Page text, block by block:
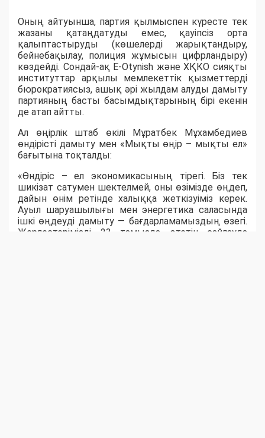
Оның айтуынша, партия қылмыспен күресте тек
жазаны қатаңдатуды емес, қауіпсіз орта
қалыптастыруды (көшелерді жарықтандыру,
бейнебақылау, полиция жұмысын цифрландыру)
көздейді. Сондай-ақ E-Otynish және ХҚКО сияқты
институттар арқылы мемлекеттік қызметтерді
бюрократиясыз, ашық әрі жылдам алуды дамыту
партияның басты басымдықтарының бірі екенін
де атап айтты.
Ал өңірлік штаб өкілі Мұратбек Мұхамбедиев
өндірісті дамыту мен «Мықты өңір – мықты ел»
бағытына тоқталды:
«Өндіріс – ел экономикасының тірегі. Біз тек
шикізат сатумен шектелмей, оны өзімізде өңдеп,
дайын өнім ретінде халыққа жеткізуіміз керек.
Ауыл шаруашылығы мен энергетика саласында
ішкі өңдеуді дамыту — бағдарламамыздың өзегі.
Жерлестерімізді 23 тамызда өтетін сайлауда